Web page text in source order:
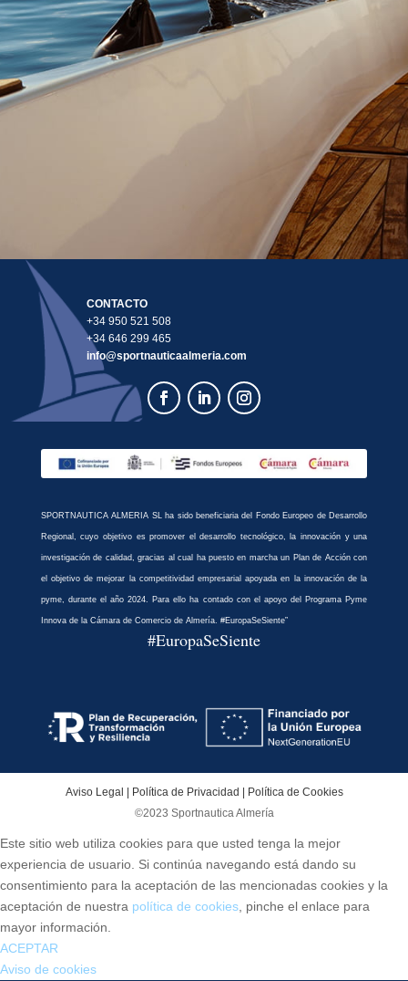
CONTACTO
+34 950 521 508
+34 646 299 465
info@sportnauticaalmeria.com
SPORTNAUTICA ALMERIA SL ha sido beneficiaria del Fondo Europeo de Desarrollo
Regional, cuyo objetivo es promover el desarrollo tecnológico, la innovación y una
investigación de calidad, gracias al cual ha puesto en marcha un Plan de Acción con
el objetivo de mejorar la competitividad empresarial apoyada en la innovación de la
pyme, durante el año 2024. Para ello ha contado con el apoyo del Programa Pyme
Innova de la Cámara de Comercio de Almería. #EuropaSeSiente”
#EuropaSeSiente
Aviso Legal Política de Privacidad
Política de Cookies
©2023 Sportnautica Almería
Este sitio web utiliza cookies para que usted tenga la mejor
experiencia de usuario. Si continúa navegando está dando su
consentimiento para la aceptación de las mencionadas cookies y la
aceptación de nuestra política de cookies, pinche el enlace para
mayor información.
ACEPTAR
Aviso de cookies